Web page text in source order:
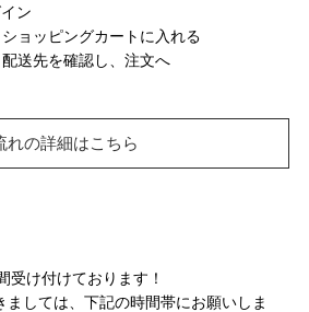
ン
ョッピングカートに入れる
送先を確認し、注文へ
れの詳細はこちら
受け付けております！
ましては、下記の時間帯にお願いしま